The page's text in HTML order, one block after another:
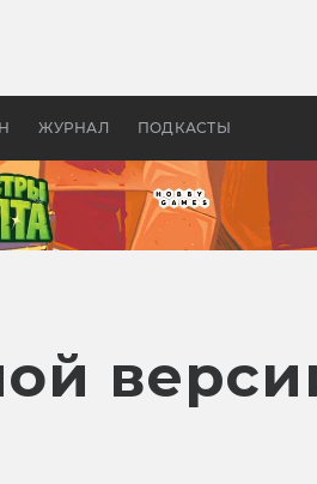
ЖУРНАЛ ПОДКАСТЫ
бы «Властелина колец»